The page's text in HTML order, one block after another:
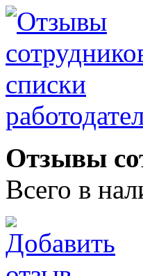
Отзывы
Всего в